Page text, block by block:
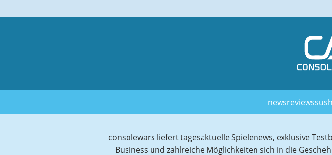
newsreviews
consolewars liefert tagesaktuelle Spielenews, exklusive
Business und zahlreiche Möglichkeiten sich in die